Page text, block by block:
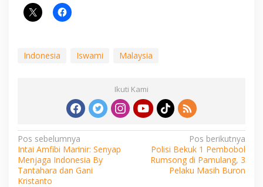
Indonesia Iswami Malaysia
Ikuti Kami
Navigasi
pos
Pos sebelumnya
Intai Amfibi Marinir: Senyap
Menjaga Indonesia By
Tantahara dan Gani
Kristanto
Pos berikutnya
Polisi Bekuk 1 Pembobol
Rumsong di Pamulang, 3
Pelaku Masih Buron